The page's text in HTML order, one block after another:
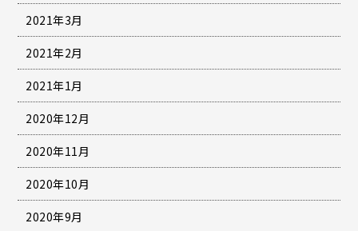
2021年3月
2021年2月
2021年1月
2020年12月
2020年11月
2020年10月
2020年9月